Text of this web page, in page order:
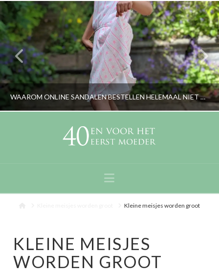
WAAROM ONLINE SANDALEN BESTELLEN HELEMAAL NIET ZO MOEILIJK HOEFT TE ZIJN
RORYBLOKZIJL
Navigation
Kleine meisjes worden groot
KLEINE MEISJES
WORDEN GROOT